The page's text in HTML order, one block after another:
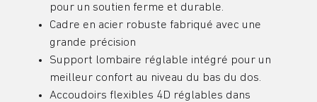
pour un soutien ferme et durable.
Cadre en acier robuste fabriqué avec une
grande précision
Support lombaire réglable intégré pour un
meilleur confort au niveau du bas du dos.
Accoudoirs flexibles 4D réglables dans